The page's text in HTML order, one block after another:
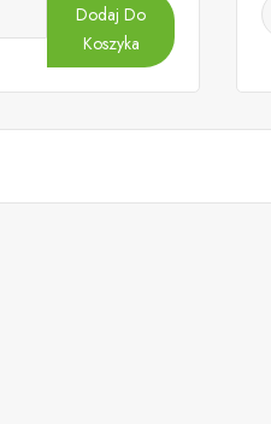
Dodaj Do
Koszyka